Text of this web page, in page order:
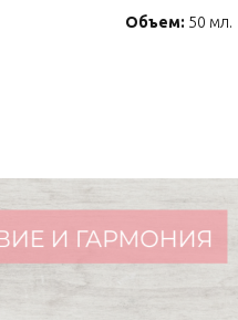
Объем: 50 мл.